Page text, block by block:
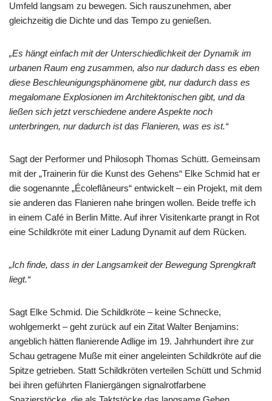
Umfeld langsam zu bewegen. Sich rauszunehmen, aber
gleichzeitig die Dichte und das Tempo zu genießen.
„Es hängt einfach mit der Unterschiedlichkeit der Dynamik im
urbanen Raum eng zusammen, also nur dadurch dass es eben
diese Beschleunigungsphänomene gibt, nur dadurch dass es
megalomane Explosionen im Architektonischen gibt, und da
ließen sich jetzt verschiedene andere Aspekte noch
unterbringen, nur dadurch ist das Flanieren, was es ist.“
Sagt der Performer und Philosoph Thomas Schütt. Gemeinsam
mit der „Trainerin für die Kunst des Gehens“ Elke Schmid hat er
die sogenannte „Écoleflâneurs“ entwickelt – ein Projekt, mit dem
sie anderen das Flanieren nahe bringen wollen. Beide treffe ich
in einem Café in Berlin Mitte. Auf ihrer Visitenkarte prangt in Rot
eine Schildkröte mit einer Ladung Dynamit auf dem Rücken.
„Ich finde, dass in der Langsamkeit der Bewegung Sprengkraft
liegt.“
Sagt Elke Schmid. Die Schildkröte – keine Schnecke,
wohlgemerkt – geht zurück auf ein Zitat Walter Benjamins:
angeblich hätten flanierende Adlige im 19. Jahrhundert ihre zur
Schau getragene Muße mit einer angeleinten Schildkröte auf die
Spitze getrieben. Statt Schildkröten verteilen Schütt und Schmid
bei ihren geführten Flaniergängen signalrotfarbene